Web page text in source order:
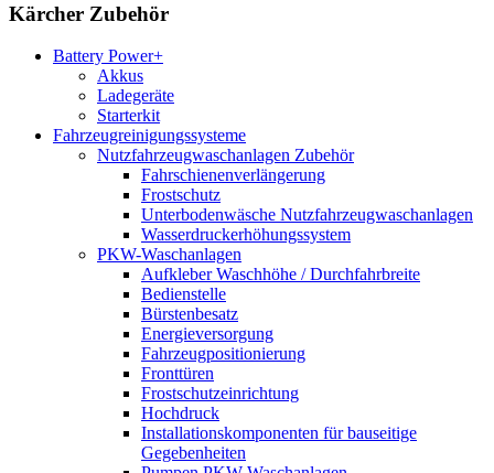
Kärcher Zubehör
Battery Power+
Akkus
Ladegeräte
Starterkit
Fahrzeugreinigungssysteme
Nutzfahrzeugwaschanlagen Zubehör
Fahrschienenverlängerung
Frostschutz
Unterbodenwäsche Nutzfahrzeugwaschanlagen
Wasserdruckerhöhungssystem
PKW-Waschanlagen
Aufkleber Waschhöhe / Durchfahrbreite
Bedienstelle
Bürstenbesatz
Energieversorgung
Fahrzeugpositionierung
Fronttüren
Frostschutzeinrichtung
Hochdruck
Installationskomponenten für bauseitige
Gegebenheiten